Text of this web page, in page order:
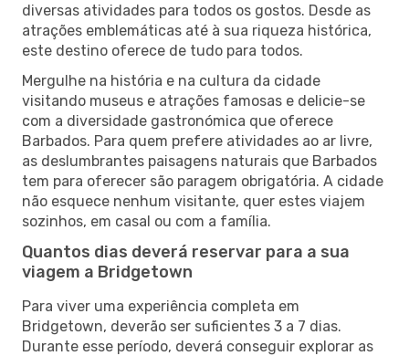
diversas atividades para todos os gostos. Desde as
atrações emblemáticas até à sua riqueza histórica,
este destino oferece de tudo para todos.
Mergulhe na história e na cultura da cidade
visitando museus e atrações famosas e delicie-se
com a diversidade gastronómica que oferece
Barbados. Para quem prefere atividades ao ar livre,
as deslumbrantes paisagens naturais que Barbados
tem para oferecer são paragem obrigatória. A cidade
não esquece nenhum visitante, quer estes viajem
sozinhos, em casal ou com a família.
Quantos dias deverá reservar para a sua
viagem a Bridgetown
Para viver uma experiência completa em
Bridgetown, deverão ser suficientes 3 a 7 dias.
Durante esse período, deverá conseguir explorar as